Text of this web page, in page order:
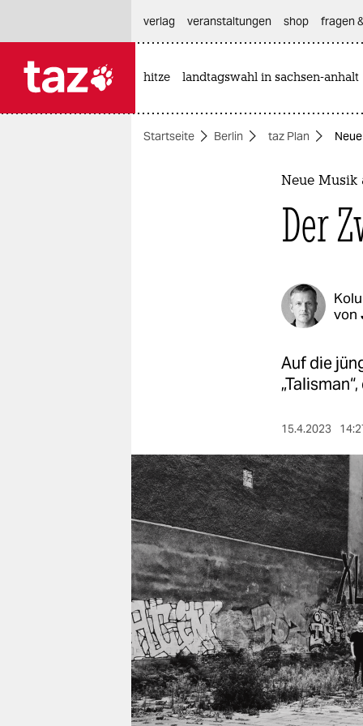
themen
verlag
verlag
veranstaltungen
shop
fragen & hilfe
unterstützen
abo
genossenschaft
verlag
veranstaltungen shop fragen
hitze landtagswahl in sachsen-anhalt
Startseite Berlin taz Plan
Neue Musik
Der
von
Auf die
15.4.2023